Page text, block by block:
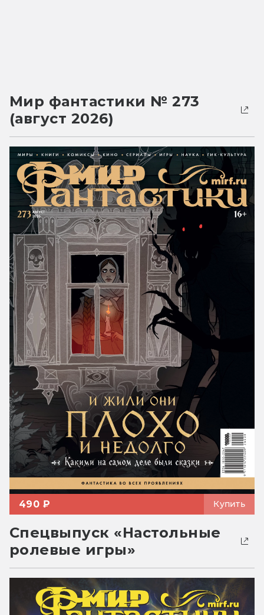
Мир фантастики № 273
(август 2026)
490 ₽ Купить
Спецвыпуск «Настольные
ролевые игры»